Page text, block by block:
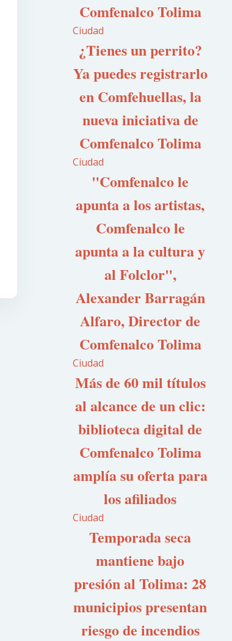
Comfenalco Tolima
Ciudad
¿Tienes un perrito?
Ya puedes registrarlo
en Comfehuellas, la
nueva iniciativa de
Comfenalco Tolima
Ciudad
"Comfenalco le
apunta a los artistas,
Comfenalco le
apunta a la cultura y
al Folclor",
Alexander Barragán
Alfaro, Director de
Comfenalco Tolima
Ciudad
Más de 60 mil títulos
al alcance de un clic:
biblioteca digital de
Comfenalco Tolima
amplía su oferta para
los afiliados
Ciudad
Temporada seca
mantiene bajo
presión al Tolima: 28
municipios presentan
riesgo de incendios